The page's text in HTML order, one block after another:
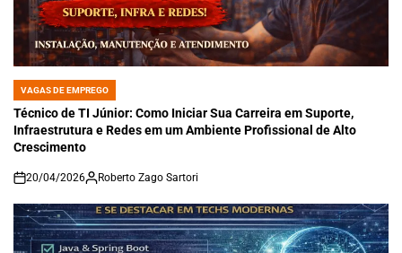
POSTED
IN
VAGAS DE EMPREGO
Técnico de TI Júnior: Como Iniciar Sua Carreira em Suporte,
Infraestrutura e Redes em um Ambiente Profissional de Alto
Crescimento
on
20/04/2026 Roberto Zago Sartori